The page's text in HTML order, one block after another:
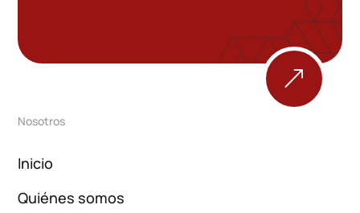
&
Nosotros
Inicio
Quiénes somos